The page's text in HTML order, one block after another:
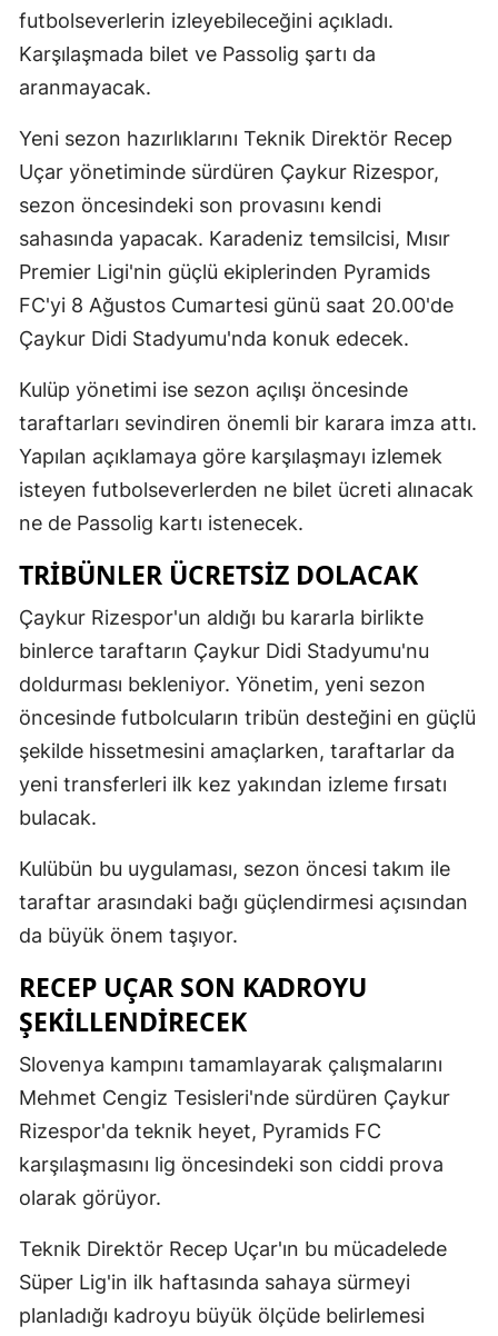
futbolseverlerin izleyebileceğini açıkladı.
Karşılaşmada bilet ve Passolig şartı da
aranmayacak.
Yeni sezon hazırlıklarını Teknik Direktör Recep
Uçar yönetiminde sürdüren Çaykur Rizespor,
sezon öncesindeki son provasını kendi
sahasında yapacak. Karadeniz temsilcisi, Mısır
Premier Ligi'nin güçlü ekiplerinden Pyramids
FC'yi 8 Ağustos Cumartesi günü saat 20.00'de
Çaykur Didi Stadyumu'nda konuk edecek.
Kulüp yönetimi ise sezon açılışı öncesinde
taraftarları sevindiren önemli bir karara imza attı.
Yapılan açıklamaya göre karşılaşmayı izlemek
isteyen futbolseverlerden ne bilet ücreti alınacak
ne de Passolig kartı istenecek.
TRIBÜNLER ÜCRETSIZ DOLACAK
Çaykur Rizespor'un aldığı bu kararla birlikte
binlerce taraftarın Çaykur Didi Stadyumu'nu
doldurması bekleniyor. Yönetim, yeni sezon
öncesinde futbolcuların tribün desteğini en güçlü
şekilde hissetmesini amaçlarken, taraftarlar da
yeni transferleri ilk kez yakından izleme fırsatı
bulacak.
Kulübün bu uygulaması, sezon öncesi takım ile
taraftar arasındaki bağı güçlendirmesi açısından
da büyük önem taşıyor.
RECEP UÇAR SON KADROYU
ŞEKILLENDIRECEK
Slovenya kampını tamamlayarak çalışmalarını
Mehmet Cengiz Tesisleri'nde sürdüren Çaykur
Rizespor'da teknik heyet, Pyramids FC
karşılaşmasını lig öncesindeki son ciddi prova
olarak görüyor.
Teknik Direktör Recep Uçar'ın bu mücadelede
Süper Lig'in ilk haftasında sahaya sürmeyi
planladığı kadroyu büyük ölçüde belirlemesi